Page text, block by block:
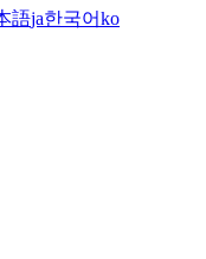
語ja한국어ko